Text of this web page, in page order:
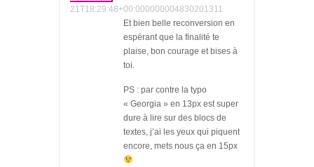
21T18:29:48+00:000000004830201311
Et bien belle reconversion en
espérant que la finalité te
plaise, bon courage et bises à
toi.
PS : par contre la typo
« Georgia » en 13px est super
dure à lire sur des blocs de
textes, j’ai les yeux qui piquent
encore, mets nous ça en 15px